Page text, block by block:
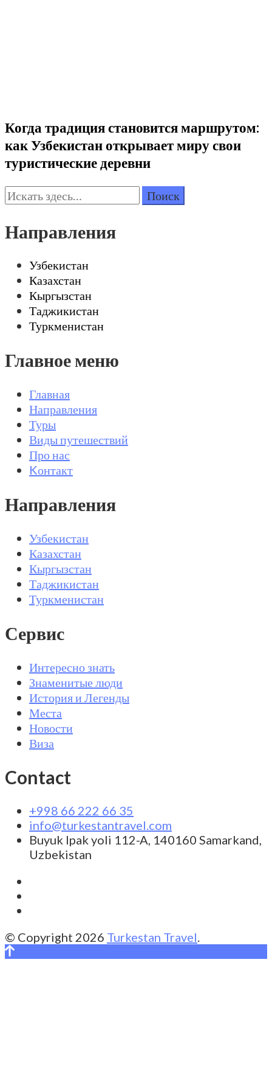
Когда традиция становится маршрутом:
как Узбекистан открывает миру свои
туристические деревни
Поиск:
Направления
Узбекистан
Казахстан
Кыргызстан
Таджикистан
Туркменистан
Главное меню
Главная
Направления
Туры
Виды путешествий
Про нас
Kонтакт
Направления
Узбекистан
Казахстан
Кыргызстан
Таджикистан
Туркменистан
Сервис
Интересно знать
Знаменитые люди
История и Легенды
Места
Новости
Виза
Contact
+998 66 222 66 35
info@turkestantravel.com
Buyuk Ipak yoli 112-A, 140160 Samarkand,
Uzbekistan
© Copyright 2026 Turkestan Travel